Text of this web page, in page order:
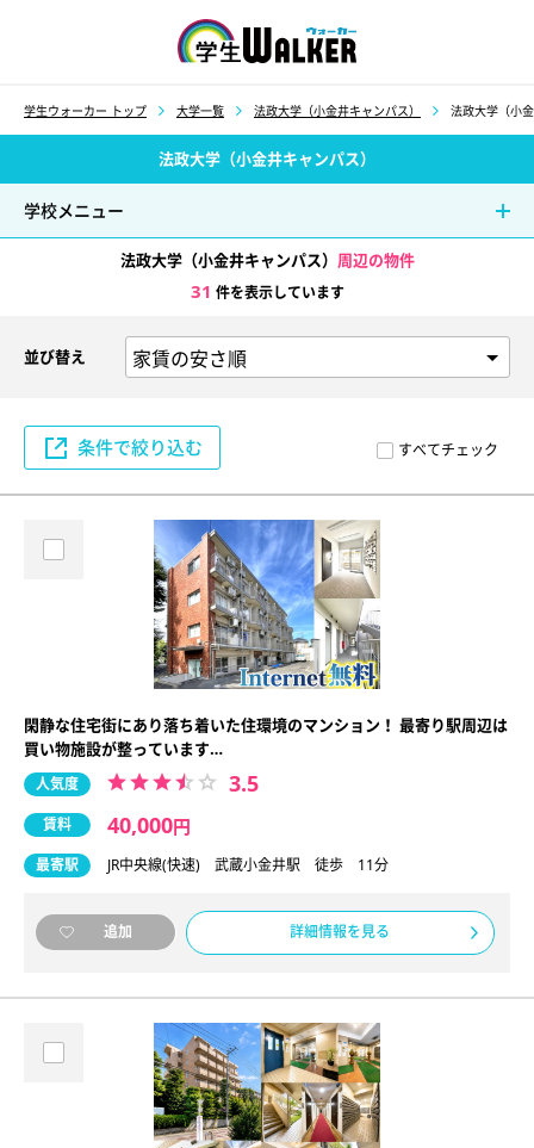
学生ウォーカー トップ 大学一覧 法政大学（小金井キャンパス） 法政大学（小
法政大学（小金井キャンパス）
学校メニュー
法政大学（小金井キャンパス） 周辺の物件
31 件を表示しています
すべてチェック
並び替え
条件で絞り込む
閑静な住宅街にあり落ち着いた住環境のマンション！ 最寄り駅周辺は
買い物施設が整っています…
人気度 3.5
賃料 40,000円
最寄駅 JR中央線(快速) 武蔵小金井駅 徒歩 11分
追加 詳細情報を見る